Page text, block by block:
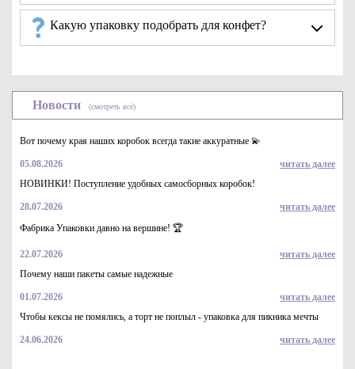
создания любых конфигураций. Нанесение на
поверхность изображения, логотипа бренда добавят
эстетичности и превратят тару в носитель рекламы.
Типы коробок с окном
«Фабрика Упаковки» предлагает индивидуальным
Какую упаковку подобрать для конфет?
Новости (смотреть всё)
Вот почему края наших коробок всегда такие аккуратные 💫
05.08.2026
читать далее
НОВИНКИ! Поступление удобных самосборных коробок!
28.07.2026
читать далее
Фабрика Упаковки давно на вершине! 🏆
22.07.2026
читать далее
Почему наши пакеты самые надежные
01.07.2026
читать далее
Чтобы кексы не помялись, а торт не поплыл - упаковка для пикника мечты
24.06.2026 читать далее